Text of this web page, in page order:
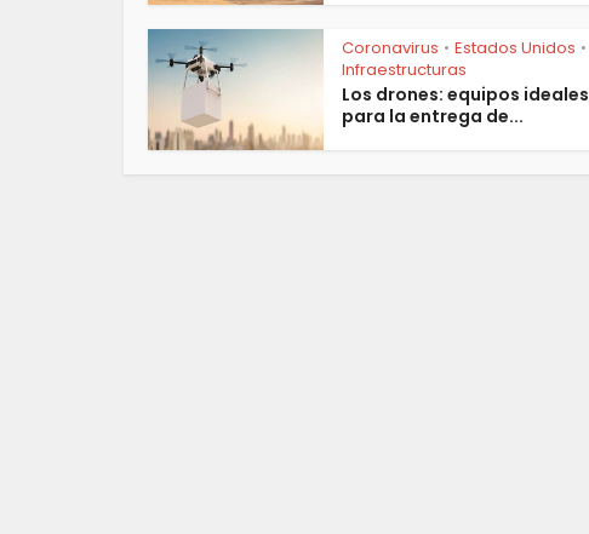
Coronavirus • Estados Unidos •
Infraestructuras
Los drones: equipos ideales
para la entrega de...